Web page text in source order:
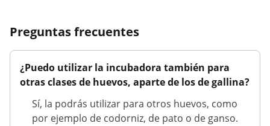
Preguntas frecuentes
¿Puedo utilizar la incubadora también para
otras clases de huevos, aparte de los de gallina?
Sí, la podrás utilizar para otros huevos, como
por ejemplo de codorniz, de pato o de ganso.